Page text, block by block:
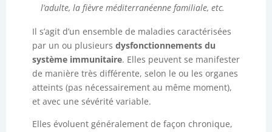
l’adulte, la fièvre méditerranéenne familiale, etc.
Il s’agit d’un ensemble de maladies caractérisées
par un ou plusieurs dysfonctionnements du
système immunitaire. Elles peuvent se manifester
de manière très différente, selon le ou les organes
atteints (pas nécessairement au même moment),
et avec une sévérité variable.
Elles évoluent généralement de façon chronique,